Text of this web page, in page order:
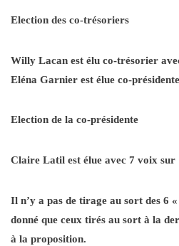
Election des co-trésoriers
Willy Lacan est élu co-trésorier
Eléna Garnier est élue co-
Election de la co-présidente
Claire Latil est élue avec 7 voix sur
Il n’y a pas de tirage au sort des 6 «
donné que ceux tirés au sort à la
à la proposition.